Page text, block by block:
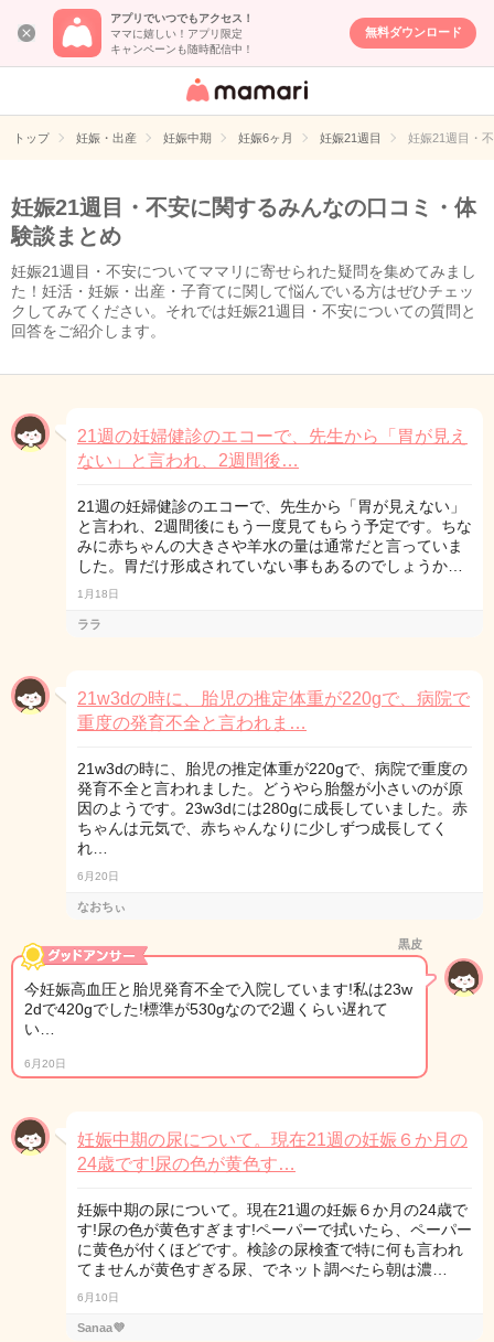
アプリでいつでもアクセス！
ママに嬉しい！アプリ限定
キャンペーンも随時配信中！
無料ダウンロード
女性専用匿名QA
イト
トップ 妊娠・出産 妊娠中期 妊娠6ヶ月 妊娠21週目 妊娠21週目・
妊娠21週目・不安に関するみんなの口コミ・体
験談まとめ
妊娠21週目・不安についてママリに寄せられた疑問を集めてみまし
た！妊活・妊娠・出産・子育てに関して悩んでいる方はぜひチェッ
クしてみてください。それでは妊娠21週目・不安についての質問と
回答をご紹介します。
21週の妊婦健診のエコーで、先生から「胃が見え
ない」と言われ、2週間後…
21週の妊婦健診のエコーで、先生から「胃が見えない」
と言われ、2週間後にもう一度見てもらう予定です。ちな
みに赤ちゃんの大きさや羊水の量は通常だと言っていま
した。胃だけ形成されていない事もあるのでしょうか…
1月18日
ララ
21w3dの時に、胎児の推定体重が220gで、病院で
重度の発育不全と言われま…
21w3dの時に、胎児の推定体重が220gで、病院で重度の
発育不全と言われました。どうやら胎盤が小さいのが原
因のようです。23w3dには280gに成長していました。赤
ちゃんは元気で、赤ちゃんなりに少しずつ成長してく
れ…
6月20日
なおちぃ
黒皮
今妊娠高血圧と胎児発育不全で入院しています!私は23w
2dで420gでした!標準が530gなので2週くらい遅れて
い…
6月20日
妊娠中期の尿について。現在21週の妊娠６か月の
24歳です!尿の色が黄色す…
妊娠中期の尿について。現在21週の妊娠６か月の24歳で
す!尿の色が黄色すぎます!ペーパーで拭いたら、ペーパー
に黄色が付くほどです。検診の尿検査で特に何も言われ
てませんが黄色すぎる尿、でネット調べたら朝は濃…
6月10日
Sanaa💜